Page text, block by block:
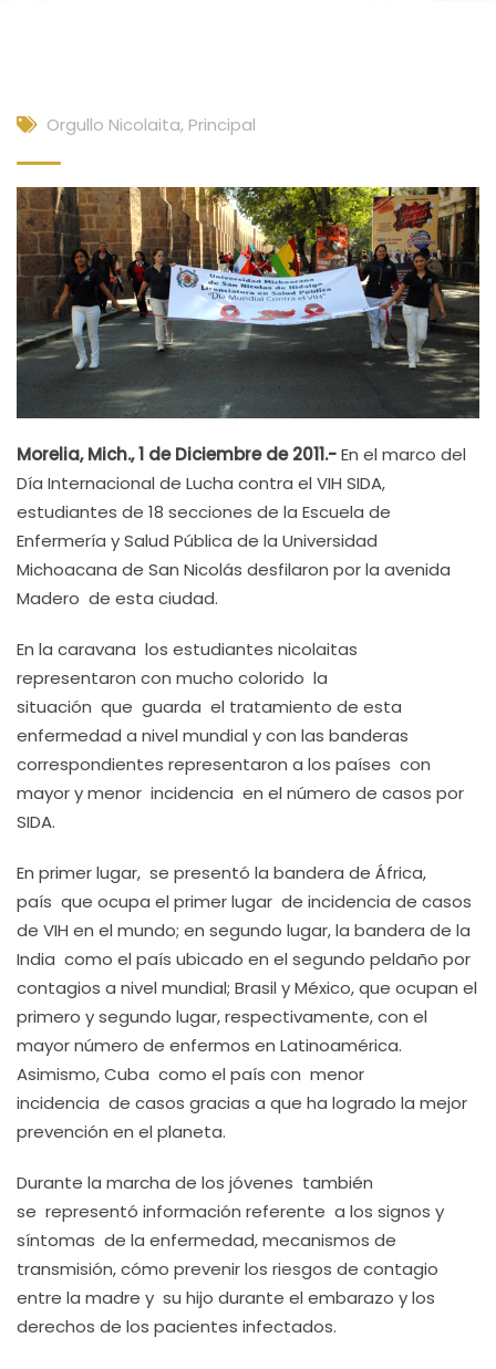
Orgullo Nicolaita, Principal
Morelia, Mich., 1 de Diciembre de 2011.-En el marco del
Día Internacional de Lucha contra el VIH SIDA,
estudiantes de 18 secciones de la Escuela de
Enfermería y Salud Pública de la Universidad
Michoacana de San Nicolás desfilaron por la avenida
Madero de esta ciudad.
En la caravana los estudiantes nicolaitas
representaron con mucho colorido la
situación que guarda el tratamiento de esta
enfermedad a nivel mundial y con las banderas
correspondientes representaron a los países con
mayor y menor incidencia en el número de casos por
SIDA.
En primer lugar, se presentó la bandera de África,
país que ocupa el primer lugar de incidencia de casos
de VIH en el mundo; en segundo lugar, la bandera de la
India como el país ubicado en el segundo peldaño por
contagios a nivel mundial; Brasil y México, que ocupan el
primero y segundo lugar, respectivamente, con el
mayor número de enfermos en Latinoamérica.
Asimismo, Cuba como el país con menor
incidencia de casos gracias a que ha logrado la mejor
prevención en el planeta.
Durante la marcha de los jóvenes también
se representó información referente a los signos y
síntomas de la enfermedad, mecanismos de
transmisión, cómo prevenir los riesgos de contagio
entre la madre y su hijo durante el embarazo y los
derechos de los pacientes infectados.